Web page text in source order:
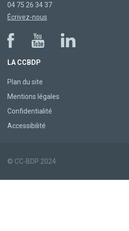
04 75 26 34 37
Écrivez-nous
LA CCBDP
Plan du site
Mentions légales
Confidentialité
Accessibilité
© CC-BDP 2024